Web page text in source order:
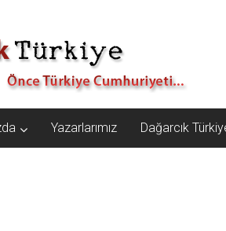
Yazarlarımız Dağarcık